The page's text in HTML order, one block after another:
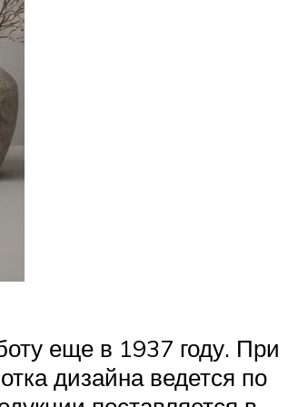
еще в 1937 году. При
дизайна ведется по